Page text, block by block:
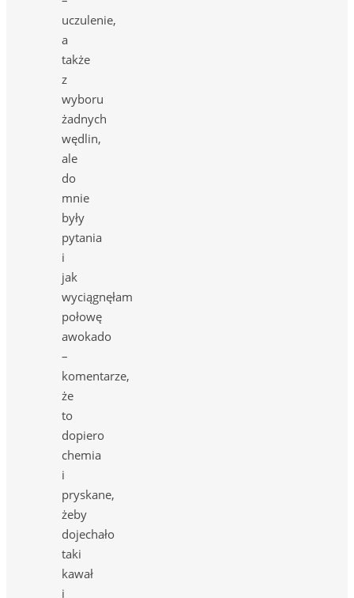
uczulenie,
a
także
z
wyboru
żadnych
wędlin,
ale
do
mnie
były
pytania
i
jak
wyciągnęłam
połowę
awokado
–
komentarze,
że
to
dopiero
chemia
i
pryskane,
żeby
dojechało
taki
kawał
i